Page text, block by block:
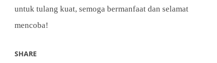
untuk tulang kuat, semoga bermanfaat dan selamat
mencoba!
SHARE